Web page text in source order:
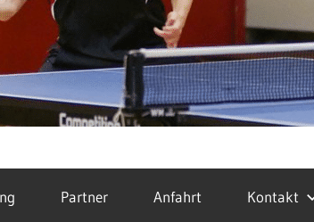
Partner Anfahrt Kontakt